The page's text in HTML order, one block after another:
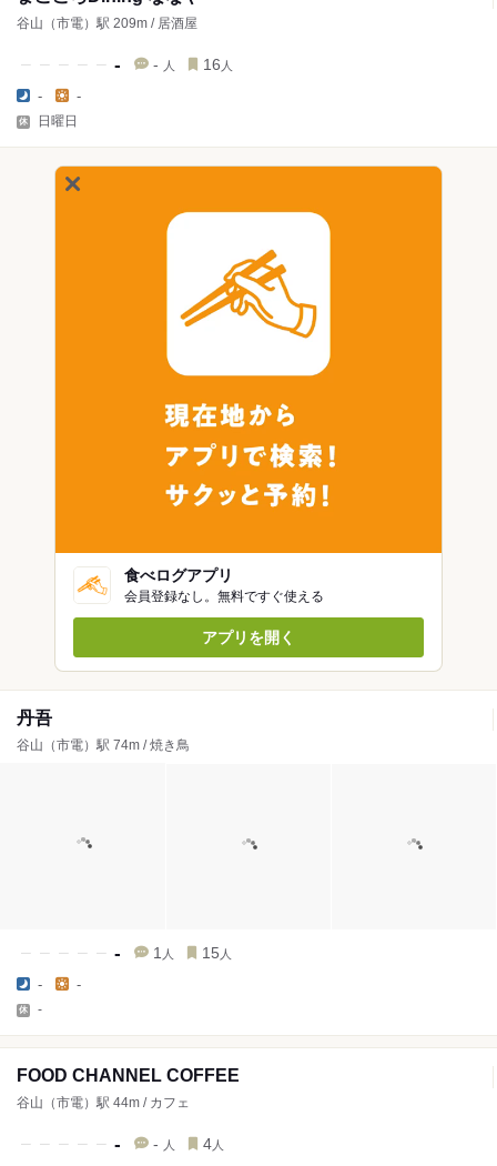
谷山（市電）駅 209m / 居酒屋
- - 人 16 人
- -
日曜日
食べログアプリ
会員登録なし。無料ですぐ使える
アプリを開く
丹吾
谷山（市電）駅 74m / 焼き鳥
- 1 人 15 人
- -
-
FOOD CHANNEL COFFEE
谷山（市電）駅 44m / カフェ
- - 人 4 人